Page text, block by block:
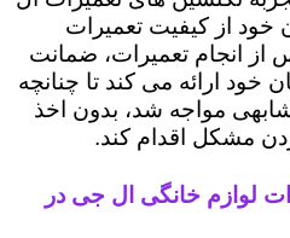
خود از کیفیت تعمیرات
از انجام تعمیرات، ضمانت
خود ارائه می کند تا چنانچه
مواجه شد، بدون اخذ
مشکل اقدام کند.
لوازم خانگی ال جی در